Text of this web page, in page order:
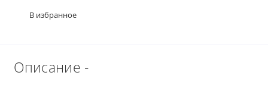
В избранное
Описание -